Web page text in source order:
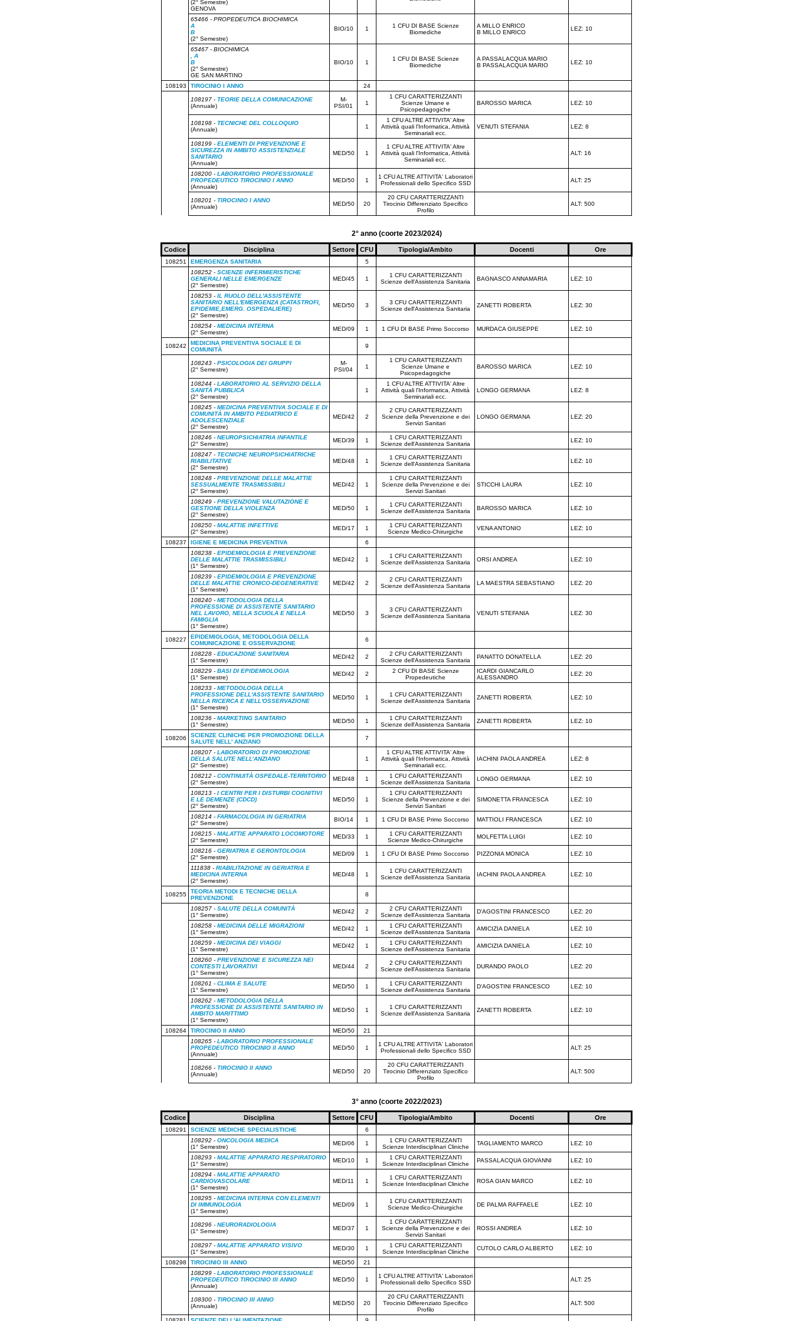
(2° Semestre)
GENOVA
65466 - PROPEDEUTICA BIOCHIMICA
A
B
(2° Semestre)
BIO/10 1
1 CFU DI BASE Scienze
Biomediche
A MILLO ENRICO
B MILLO ENRICO
LEZ: 10
65467 - BIOCHIMICA
, A
B
(2° Semestre)
GE SAN MARTINO
BIO/10 1
1 CFU DI BASE Scienze
Biomediche
A PASSALACQUA MARIO
B PASSALACQUA MARIO
LEZ: 10
108193 TIROCINIO I ANNO 24
108197 - TEORIE DELLA COMUNICAZIONE
(Annuale)
M-
PSI/01
1
1 CFU CARATTERIZZANTI
Scienze Umane e
Psicopedagogiche
BAROSSO MARICA LEZ: 10
108198 - TECNICHE DEL COLLOQUIO
(Annuale)
1
1 CFU ALTRE ATTIVITA' Altre
Attività quali l'Informatica, Attività
Seminariali ecc.
VENUTI STEFANIA LEZ: 8
108199 - ELEMENTI DI PREVENZIONE E
SICUREZZA IN AMBITO ASSISTENZIALE
SANITARIO
(Annuale)
MED/50 1
1 CFU ALTRE ATTIVITA' Altre
Attività quali l'Informatica, Attività
Seminariali ecc.
ALT: 16
108200 - LABORATORIO PROFESSIONALE
PROPEDEUTICO TIROCINIO I ANNO
(Annuale)
MED/50 1
1 CFU ALTRE ATTIVITA' Laboratori
Professionali dello Specifico SSD
ALT: 25
108201 - TIROCINIO I ANNO
(Annuale)
MED/50 20
20 CFU CARATTERIZZANTI
Tirocinio Differenziato Specifico
Profilo
ALT: 500
2° anno (coorte 2023/2024)
Codice Disciplina Settore CFU Tipologia/Ambito Docenti Ore
108251 EMERGENZA SANITARIA
5
108252 - SCIENZE INFERMIERISTICHE
GENERALI NELLE EMERGENZE
(2° Semestre)
MED/45 1
1 CFU CARATTERIZZANTI
Scienze dell'Assistenza Sanitaria
BAGNASCO ANNAMARIA LEZ: 10
108253 - IL RUOLO DELL'ASSISTENTE
SANITARIO NELL'EMERGENZA (CATASTROFI,
EPIDEMIE,EMERG. OSPEDALIERE)
(2° Semestre)
MED/50 3
3 CFU CARATTERIZZANTI
Scienze dell'Assistenza Sanitaria
ZANETTI ROBERTA LEZ: 30
108254 - MEDICINA INTERNA
(2° Semestre)
MED/09 1 1 CFU DI BASE Primo Soccorso MURDACA GIUSEPPE LEZ: 10
108242
MEDICINA PREVENTIVA SOCIALE E DI
COMUNITÀ
9
108243 - PSICOLOGIA DEI GRUPPI
(2° Semestre)
M-
PSI/04
1
1 CFU CARATTERIZZANTI
Scienze Umane e
Psicopedagogiche
BAROSSO MARICA LEZ: 10
108244 - LABORATORIO AL SERVIZIO DELLA
SANITÀ PUBBLICA
(2° Semestre)
1
1 CFU ALTRE ATTIVITA' Altre
Attività quali l'Informatica, Attività
Seminariali ecc.
LONGO GERMANA LEZ: 8
108245 - MEDICINA PREVENTIVA SOCIALE E DI
COMUNITÀ IN AMBITO PEDIATRICO E
ADOLESCENZIALE
(2° Semestre)
MED/42 2
2 CFU CARATTERIZZANTI
Scienze della Prevenzione e dei
Servizi Sanitari
LONGO GERMANA LEZ: 20
108246 - NEUROPSICHIATRIA INFANTILE
(2° Semestre)
MED/39 1
1 CFU CARATTERIZZANTI
Scienze dell'Assistenza Sanitaria
LEZ: 10
108247 - TECNICHE NEUROPSICHIATRICHE
RIABILITATIVE
(2° Semestre)
MED/48 1
1 CFU CARATTERIZZANTI
Scienze dell'Assistenza Sanitaria
LEZ: 10
108248 - PREVENZIONE DELLE MALATTIE
SESSUALMENTE TRASMISSIBILI
(2° Semestre)
MED/42 1
1 CFU CARATTERIZZANTI
Scienze della Prevenzione e dei
Servizi Sanitari
STICCHI LAURA LEZ: 10
108249 - PREVENZIONE VALUTAZIONE E
GESTIONE DELLA VIOLENZA
(2° Semestre)
MED/50 1
1 CFU CARATTERIZZANTI
Scienze dell'Assistenza Sanitaria
BAROSSO MARICA LEZ: 10
108250 - MALATTIE INFETTIVE
(2° Semestre)
MED/17 1
1 CFU CARATTERIZZANTI
Scienze Medico-Chirurgiche
VENA ANTONIO LEZ: 10
108237 IGIENE E MEDICINA PREVENTIVA
6
108238 - EPIDEMIOLOGIA E PREVENZIONE
DELLE MALATTIE TRASMISSIBILI
(1° Semestre)
MED/42 1
1 CFU CARATTERIZZANTI
Scienze dell'Assistenza Sanitaria
ORSI ANDREA LEZ: 10
108239 - EPIDEMIOLOGIA E PREVENZIONE
DELLE MALATTIE CRONICO-DEGENERATIVE
(1° Semestre)
MED/42 2
2 CFU CARATTERIZZANTI
Scienze dell'Assistenza Sanitaria
LA MAESTRA SEBASTIANO LEZ: 20
108240 - METODOLOGIA DELLA
PROFESSIONE DI ASSISTENTE SANITARIO
NEL LAVORO, NELLA SCUOLA E NELLA
FAMIGLIA
(1° Semestre)
MED/50 3
3 CFU CARATTERIZZANTI
Scienze dell'Assistenza Sanitaria
VENUTI STEFANIA LEZ: 30
108227
EPIDEMIOLOGIA, METODOLOGIA DELLA
COMUNICAZIONE E OSSERVAZIONE
6
108228 - EDUCAZIONE SANITARIA
(1° Semestre)
MED/42 2
2 CFU CARATTERIZZANTI
Scienze dell'Assistenza Sanitaria
PANATTO DONATELLA LEZ: 20
108229 - BASI DI EPIDEMIOLOGIA
(1° Semestre)
MED/42 2
2 CFU DI BASE Scienze
Propedeutiche
ICARDI GIANCARLO
ALESSANDRO
LEZ: 20
108233 - METODOLOGIA DELLA
PROFESSIONE DELL'ASSISTENTE SANITARIO
NELLA RICERCA E NELL'OSSERVAZIONE
(1° Semestre)
MED/50 1
1 CFU CARATTERIZZANTI
Scienze dell'Assistenza Sanitaria
ZANETTI ROBERTA LEZ: 10
108236 - MARKETING SANITARIO
(1° Semestre)
MED/50 1
1 CFU CARATTERIZZANTI
Scienze dell'Assistenza Sanitaria
ZANETTI ROBERTA LEZ: 10
108206
SCIENZE CLINICHE PER PROMOZIONE DELLA
SALUTE NELL' ANZIANO
7
108207 - LABORATORIO DI PROMOZIONE
DELLA SALUTE NELL’ANZIANO
(2° Semestre)
1
1 CFU ALTRE ATTIVITA' Altre
Attività quali l'Informatica, Attività
Seminariali ecc.
IACHINI PAOLA ANDREA LEZ: 8
108212 - CONTINUITÀ OSPEDALE-TERRITORIO
(2° Semestre)
MED/48 1
1 CFU CARATTERIZZANTI
Scienze dell'Assistenza Sanitaria
LONGO GERMANA LEZ: 10
108213 - I CENTRI PER I DISTURBI COGNITIVI
E LE DEMENZE (CDCD)
(2° Semestre)
MED/50 1
1 CFU CARATTERIZZANTI
Scienze della Prevenzione e dei
Servizi Sanitari
SIMONETTA FRANCESCA LEZ: 10
108214 - FARMACOLOGIA IN GERIATRIA
(2° Semestre)
BIO/14 1 1 CFU DI BASE Primo Soccorso MATTIOLI FRANCESCA LEZ: 10
108215 - MALATTIE APPARATO LOCOMOTORE
(2° Semestre)
MED/33 1
1 CFU CARATTERIZZANTI
Scienze Medico-Chirurgiche
MOLFETTA LUIGI LEZ: 10
108216 - GERIATRIA E GERONTOLOGIA
(2° Semestre)
MED/09 1 1 CFU DI BASE Primo Soccorso PIZZONIA MONICA LEZ: 10
111838 - RIABILITAZIONE IN GERIATRIA E
MEDICINA INTERNA
(2° Semestre)
MED/48 1
1 CFU CARATTERIZZANTI
Scienze dell'Assistenza Sanitaria
IACHINI PAOLA ANDREA LEZ: 10
108255
TEORIA METODI E TECNICHE DELLA
PREVENZIONE
8
108257 - SALUTE DELLA COMUNITÀ
(1° Semestre)
MED/42 2
2 CFU CARATTERIZZANTI
Scienze dell'Assistenza Sanitaria
D'AGOSTINI FRANCESCO LEZ: 20
108258 - MEDICINA DELLE MIGRAZIONI
(1° Semestre)
MED/42 1
1 CFU CARATTERIZZANTI
Scienze dell'Assistenza Sanitaria
AMICIZIA DANIELA LEZ: 10
108259 - MEDICINA DEI VIAGGI
(1° Semestre)
MED/42 1
1 CFU CARATTERIZZANTI
Scienze dell'Assistenza Sanitaria
AMICIZIA DANIELA LEZ: 10
108260 - PREVENZIONE E SICUREZZA NEI
CONTESTI LAVORATIVI
(1° Semestre)
MED/44 2
2 CFU CARATTERIZZANTI
Scienze dell'Assistenza Sanitaria
DURANDO PAOLO LEZ: 20
108261 - CLIMA E SALUTE
(1° Semestre)
MED/50 1
1 CFU CARATTERIZZANTI
Scienze dell'Assistenza Sanitaria
D'AGOSTINI FRANCESCO LEZ: 10
108262 - METODOLOGIA DELLA
PROFESSIONE DI ASSISTENTE SANITARIO IN
AMBITO MARITTIMO
(1° Semestre)
MED/50 1
1 CFU CARATTERIZZANTI
Scienze dell'Assistenza Sanitaria
ZANETTI ROBERTA LEZ: 10
108264 TIROCINIO II ANNO MED/50
21
108265 - LABORATORIO PROFESSIONALE
PROPEDEUTICO TIROCINIO II ANNO
(Annuale)
MED/50 1
1 CFU ALTRE ATTIVITA' Laboratori
Professionali dello Specifico SSD
ALT: 25
108266 - TIROCINIO II ANNO
(Annuale)
MED/50 20
20 CFU CARATTERIZZANTI
Tirocinio Differenziato Specifico
Profilo
ALT: 500
3° anno (coorte 2022/2023)
Codice Disciplina Settore CFU Tipologia/Ambito Docenti Ore
108291 SCIENZE MEDICHE SPECIALISTICHE
6
108292 - ONCOLOGIA MEDICA
(1° Semestre)
MED/06 1
1 CFU CARATTERIZZANTI
Scienze Interdisciplinari Cliniche
TAGLIAMENTO MARCO LEZ: 10
108293 - MALATTIE APPARATO RESPIRATORIO
(1° Semestre)
MED/10 1
1 CFU CARATTERIZZANTI
Scienze Interdisciplinari Cliniche
PASSALACQUA GIOVANNI LEZ: 10
108294 - MALATTIE APPARATO
CARDIOVASCOLARE
(1° Semestre)
MED/11 1
1 CFU CARATTERIZZANTI
Scienze Interdisciplinari Cliniche
ROSA GIAN MARCO LEZ: 10
108295 - MEDICINA INTERNA CON ELEMENTI
DI IMMUNOLOGIA
(1° Semestre)
MED/09 1
1 CFU CARATTERIZZANTI
Scienze Medico-Chirurgiche
DE PALMA RAFFAELE LEZ: 10
108296 - NEURORADIOLOGIA
(1° Semestre)
MED/37 1
1 CFU CARATTERIZZANTI
Scienze della Prevenzione e dei
Servizi Sanitari
ROSSI ANDREA LEZ: 10
108297 - MALATTIE APPARATO VISIVO
(1° Semestre)
MED/30 1
1 CFU CARATTERIZZANTI
Scienze Interdisciplinari Cliniche
CUTOLO CARLO ALBERTO LEZ: 10
108298 TIROCINIO III ANNO MED/50
21
108299 - LABORATORIO PROFESSIONALE
PROPEDEUTICO TIROCINIO III ANNO
(Annuale)
MED/50 1
1 CFU ALTRE ATTIVITA' Laboratori
Professionali dello Specifico SSD
ALT: 25
108300 - TIROCINIO III ANNO
(Annuale)
MED/50 20
20 CFU CARATTERIZZANTI
Tirocinio Differenziato Specifico
Profilo
ALT: 500